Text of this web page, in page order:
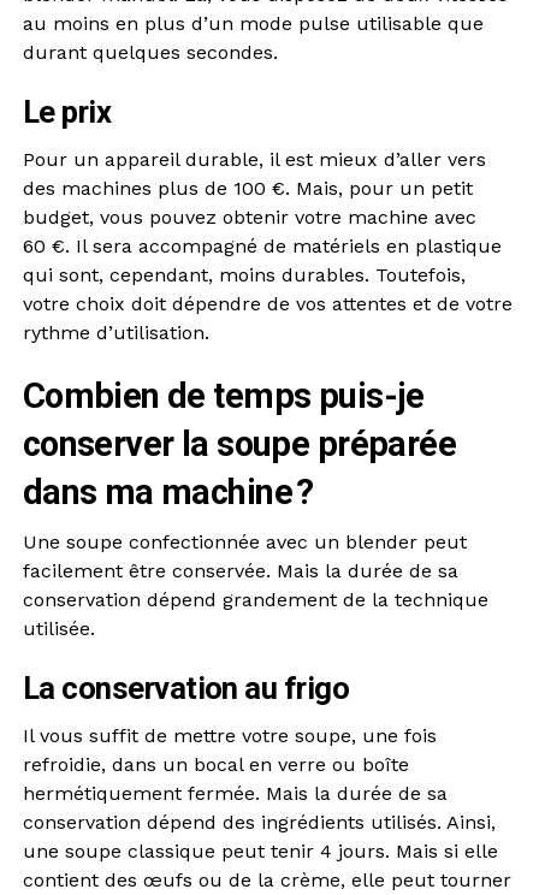
au moins en plus d’un mode pulse utilisable que
durant quelques secondes.
Le prix
Pour un appareil durable, il est mieux d’aller vers
des machines plus de 100 €. Mais, pour un petit
budget, vous pouvez obtenir votre machine avec
60 €. Il sera accompagné de matériels en plastique
qui sont, cependant, moins durables. Toutefois,
votre choix doit dépendre de vos attentes et de votre
rythme d’utilisation.
Combien de temps puis-je
conserver la soupe préparée
dans ma machine ?
Une soupe confectionnée avec un blender peut
facilement être conservée. Mais la durée de sa
conservation dépend grandement de la technique
utilisée.
La conservation au frigo
Il vous suffit de mettre votre soupe, une fois
refroidie, dans un bocal en verre ou boîte
hermétiquement fermée. Mais la durée de sa
conservation dépend des ingrédients utilisés. Ainsi,
une soupe classique peut tenir 4 jours. Mais si elle
contient des œufs ou de la crème, elle peut tourner